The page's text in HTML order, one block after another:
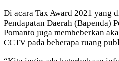
Di acara Tax Award 2021 yang
Pendapatan Daerah (Bapenda)
Pomanto juga membeberkan
CCTV pada beberapa ruang